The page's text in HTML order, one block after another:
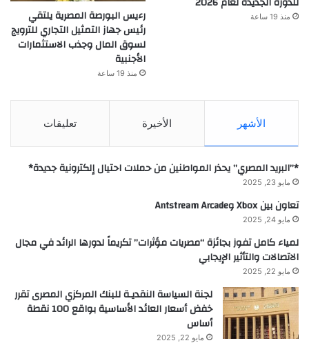
منذ 19 ساعة
رءيس البورصة المصرية يلتقي
رئيس جهاز التمثيل التجاري للترويج
لسوق المال وجذب الاستثمارات
الأجنبية
منذ 19 ساعة
الأشهر الأخيرة تعليقات
*”البريد المصري” يحذر المواطنين من حملات احتيال إلكترونية جديدة*
مايو 23, 2025
تعاون بين Xbox وAntstream Arcade
مايو 24, 2025
لمياء كامل تفوز بجائزة “مصريات مؤثرات” تكريماً لدورها الرائد في مجال
الاتصالات والتأثير الإيجابي
مايو 22, 2025
لجنة السياسة النقديـة للبنك المركزي المصرى تقرر
خفض أسعار العائد الأساسية بواقع 100 نقطة
أساس
مايو 22, 2025